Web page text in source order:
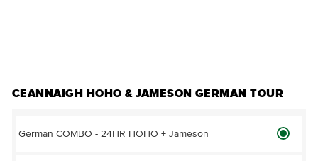
CEANNAIGH HOHO & JAMESON GERMAN TOUR
German COMBO - 24HR HOHO + Jameson